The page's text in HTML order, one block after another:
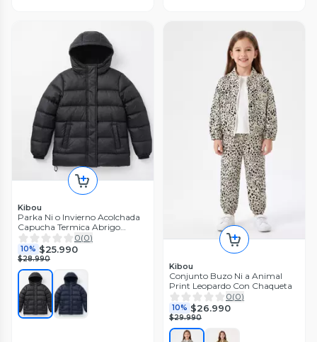
Kibou
Parka Ni o Invierno Acolchada
Capucha Termica Abrigo
Escolar
0(0)
10% $25.990
$28.990
Kibou
Conjunto Buzo Ni a Animal
Print Leopardo Con Chaqueta
0(0)
10% $26.990
$29.990